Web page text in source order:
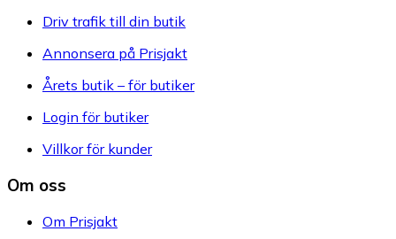
Driv trafik till din butik
Annonsera på Prisjakt
Årets butik – för butiker
Login för butiker
Villkor för kunder
Om oss
Om Prisjakt